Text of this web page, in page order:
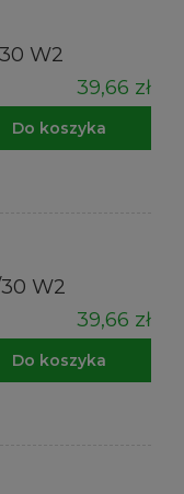
W2
39,66 zł
Do koszyka
W2
39,66 zł
Do koszyka